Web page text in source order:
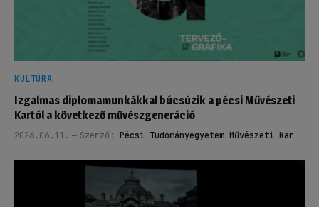
KULTÚRA
Izgalmas diplomamunkákkal búcsúzik a pécsi Művészeti
Kartól a következő művészgeneráció
2026.06.11. Szerző: Pécsi Tudományegyetem Művészeti Kar